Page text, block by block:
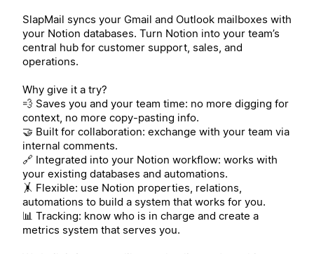
SlapMail syncs your Gmail and Outlook mailboxes with
your Notion databases. Turn Notion into your team’s
central hub for customer support, sales, and
operations.
Why give it a try?
💨 Saves you and your team time: no more digging for
context, no more copy-pasting info.
🤝 Built for collaboration: exchange with your team via
internal comments.
🔗 Integrated into your Notion workflow: works with
your existing databases and automations.
🤸 Flexible: use Notion properties, relations,
automations to build a system that works for you.
📊 Tracking: know who is in charge and create a
metrics system that serves you.